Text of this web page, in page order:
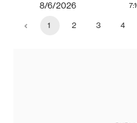
8/6/2026
1 2 3 4